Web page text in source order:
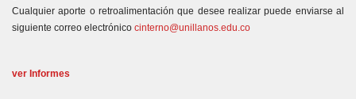
Cualquier aporte o retroalimentación que desee realizar puede enviarse al
siguiente correo electrónico cinterno@unillanos.edu.co
ver Informes